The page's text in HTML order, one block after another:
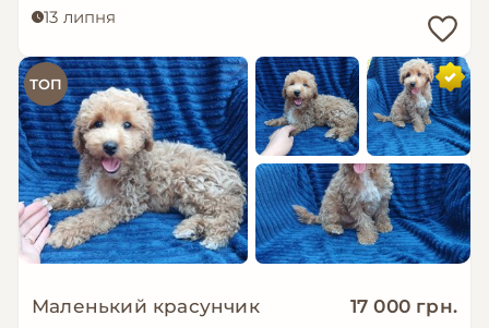
13 липня
ТОП
Маленький красунчик 17 000 грн.